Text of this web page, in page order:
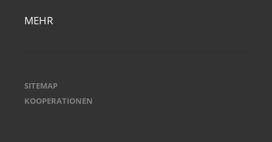
MEHR
SITEMAP
KOOPERATIONEN